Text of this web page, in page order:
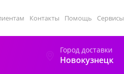
Контакты Помощь Сервисы
Город доставки
Новокузнецк